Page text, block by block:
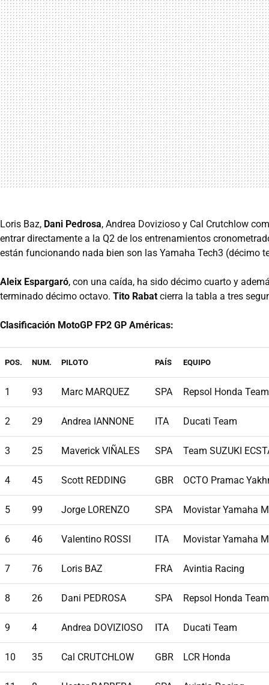
Loris Baz, Dani Pedrosa, Andrea Dovizioso y Cal Crutchlow
entrar directamente a la Q2 de los entrenamientos
están funcionando nada bien son las Yamaha Tech3 (décimo
Aleix Espargaró, con una caída, ha sido décimo cuarto y
terminado décimo octavo. Tito Rabat cierra la tabla a tres
Clasificación MotoGP FP2 GP Américas:
POS. NUM. PILOTO PAÍS EQUIPO
1 93 Marc MARQUEZ SPA Repsol Honda Team
2 29 Andrea IANNONE ITA Ducati Team
3 25 Maverick VIÑALES SPA Team SUZUKI
4 45 Scott REDDING GBR OCTO Pramac
5 99 Jorge LORENZO SPA Movistar Yamaha
6 46 Valentino ROSSI ITA Movistar Yamaha
7 76 Loris BAZ FRA Avintia Racing
8 26 Dani PEDROSA SPA Repsol Honda Team
9 4 Andrea DOVIZIOSO ITA Ducati Team
10 35 Cal CRUTCHLOW GBR LCR Honda